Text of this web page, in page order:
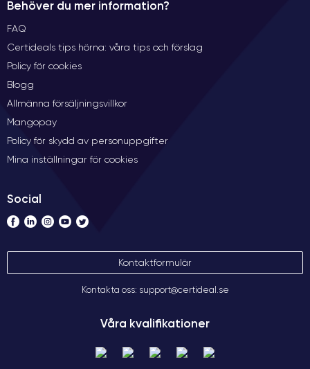
Behöver du mer information?
FAQ
Certideals tips hörna: våra tips och förslag
Policy för cookies
Blogg
Allmänna försäljningsvillkor
Mangopay
Policy för skydd av personuppgifter
Mina inställningar för cookies
Social
Kontaktformulär
Kontakta oss: support@certideal.se
Våra kvalifikationer